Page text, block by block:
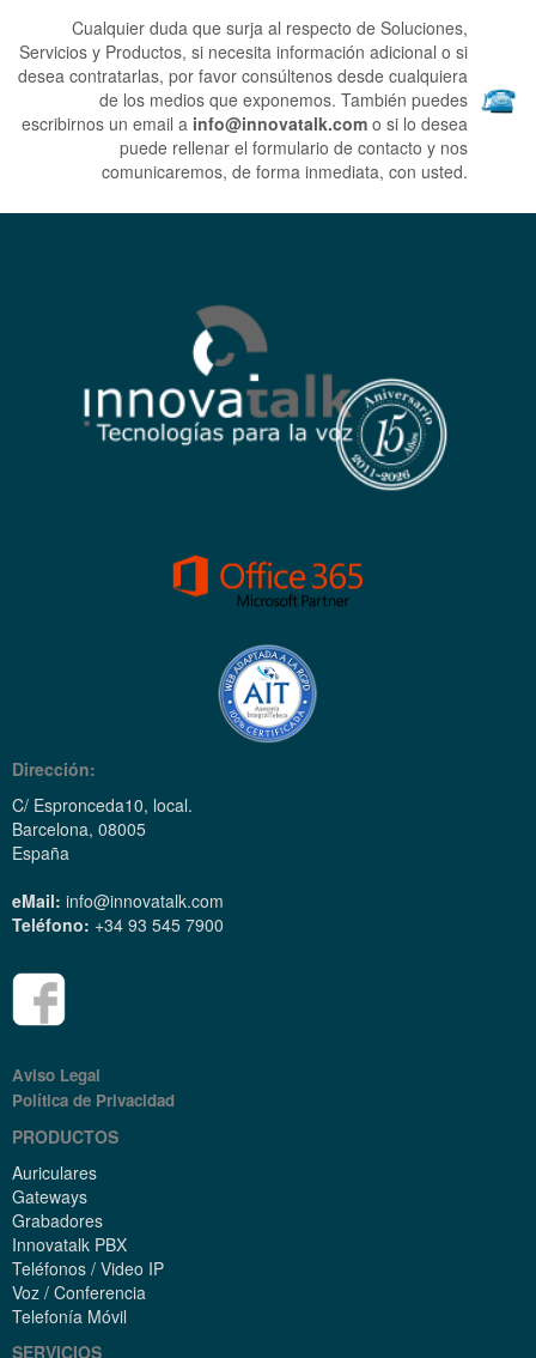
Cualquier duda que surja al respecto de Soluciones,
Servicios y Productos, si necesita información adicional o si
desea contratarlas, por favor consúltenos desde cualquiera
de los medios que exponemos. También puedes
escribirnos un email a info@innovatalk.com o si lo desea
puede rellenar el formulario de contacto y nos
comunicaremos, de forma inmediata, con usted.
Dirección:
C/ Espronceda10, local.
Barcelona, 08005
España
eMail: info@innovatalk.com
Teléfono: +34 93 545 7900
Aviso Legal
Política de Privacidad
PRODUCTOS
Auriculares
Gateways
Grabadores
Innovatalk PBX
Teléfonos / Video IP
Voz / Conferencia
Telefonía Móvil
SERVICIOS